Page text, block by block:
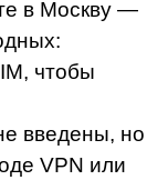
в Москву —
чтобы
введены, но
VPN или